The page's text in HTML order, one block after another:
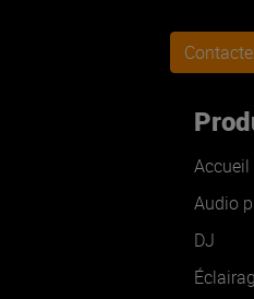
Accueil
Audio
DJ